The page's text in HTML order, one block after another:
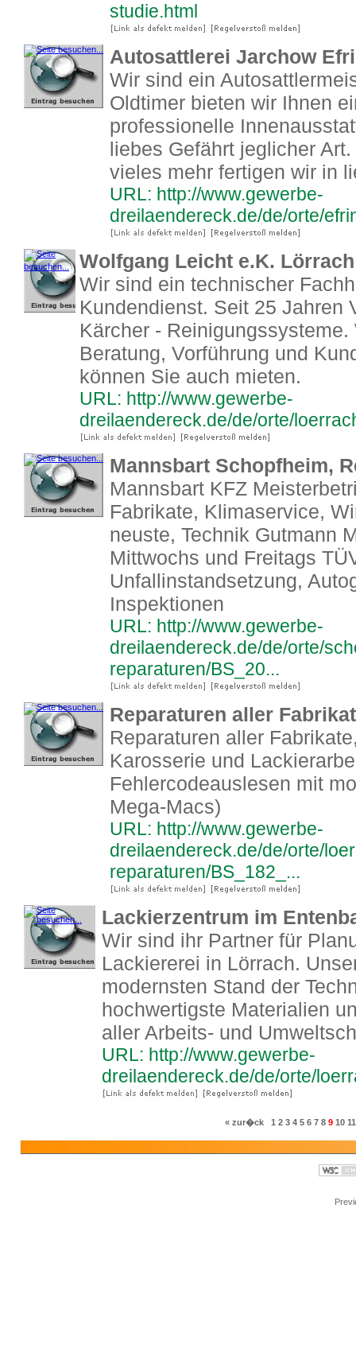
studie.html
Autosattlerei Jarchow
Wir sind ein
Oldtimer bieten wir Ihnen
professionelle
liebes Gefährt jeglicher
vieles mehr fertigen wir in
URL: http://www.gewerbe-
dreilaendereck.de/de/orte/
Wolfgang Leicht e.K.
Wir sind ein technischer
Kundendienst. Seit 25 Jahren
Kärcher -
Beratung, Vorführung und
können Sie auch mieten.
URL: http://www.gewerbe-
dreilaendereck.de/de/orte/
Mannsbart Schopfheim,
Mannsbart KFZ
Fabrikate, Klimaservice,
neuste, Technik Gutmann
Mittwochs und Freitags
Unfallinstandsetzung,
Inspektionen
URL: http://www.gewerbe-
dreilaendereck.de/de/orte/
reparaturen/BS_20...
Reparaturen aller
Reparaturen aller
Karosserie und
Fehlercodeauslesen mit
Mega-Macs)
URL: http://www.gewerbe-
dreilaendereck.de/de/orte/
reparaturen/BS_182_...
Lackierzentrum im
Wir sind ihr Partner für
Lackiererei in Lörrach.
modernsten Stand der
hochwertigste Materialien
aller Arbeits- und
URL: http://www.gewerbe-
dreilaendereck.de/de/orte/
« zur�ck 1 2 3 4 5 6 7 8 9 10 11